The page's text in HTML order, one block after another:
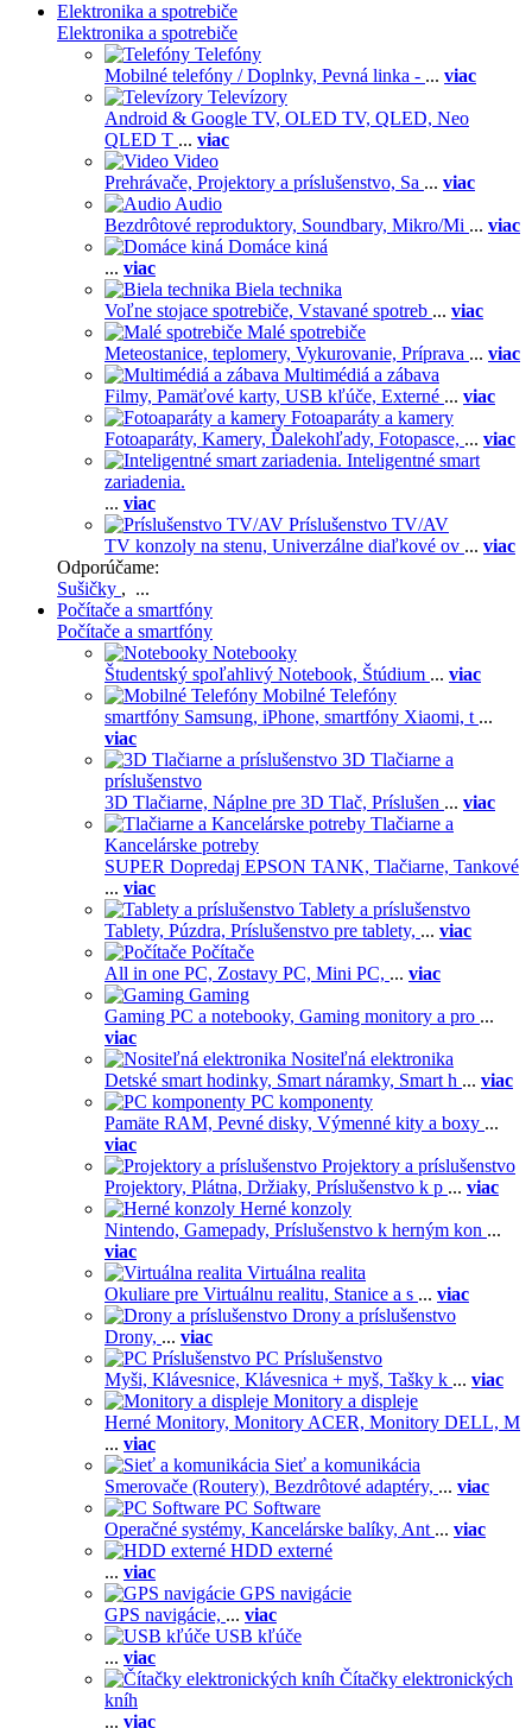
Elektronika a spotrebiče
Elektronika a spotrebiče
Telefóny
Mobilné telefóny / Doplnky, Pevná linka - ... viac
Televízory
Android & Google TV, OLED TV, QLED, Neo
QLED T ... viac
Video
Prehrávače, Projektory a príslušenstvo, Sa ... viac
Audio
Bezdrôtové reproduktory, Soundbary, Mikro/Mi ... viac
Domáce kiná
... viac
Biela technika
Voľne stojace spotrebiče, Vstavané spotreb ... viac
Malé spotrebiče
Meteostanice, teplomery, Vykurovanie, Príprava ... viac
Multimédiá a zábava
Filmy, Pamäťové karty, USB kľúče, Externé ... viac
Fotoaparáty a kamery
Fotoaparáty, Kamery, Ďalekohľady, Fotopasce, ... viac
Inteligentné smart
zariadenia.
... viac
Príslušenstvo TV/AV
TV konzoly na stenu, Univerzálne diaľkové ov ... viac
Odporúčame:
Sušičky , ...
Počítače a smartfóny
Počítače a smartfóny
Notebooky
Študentský spoľahlivý Notebook, Štúdium ... viac
Mobilné Telefóny
smartfóny Samsung, iPhone, smartfóny Xiaomi, t ...
viac
3D Tlačiarne a
príslušenstvo
3D Tlačiarne, Náplne pre 3D Tlač, Príslušen ... viac
Tlačiarne a
Kancelárske potreby
SUPER Dopredaj EPSON TANK, Tlačiarne, Tankové
... viac
Tablety a príslušenstvo
Tablety, Púzdra, Príslušenstvo pre tablety, ... viac
Počítače
All in one PC, Zostavy PC, Mini PC, ... viac
Gaming
Gaming PC a notebooky, Gaming monitory a pro ...
viac
Nositeľná elektronika
Detské smart hodinky, Smart náramky, Smart h ... viac
PC komponenty
Pamäte RAM, Pevné disky, Výmenné kity a boxy ...
viac
Projektory a príslušenstvo
Projektory, Plátna, Držiaky, Príslušenstvo k p ... viac
Herné konzoly
Nintendo, Gamepady, Príslušenstvo k herným kon ...
viac
Virtuálna realita
Okuliare pre Virtuálnu realitu, Stanice a s ... viac
Drony a príslušenstvo
Drony, ... viac
PC Príslušenstvo
Myši, Klávesnice, Klávesnica + myš, Tašky k ... viac
Monitory a displeje
Herné Monitory, Monitory ACER, Monitory DELL, M
... viac
Sieť a komunikácia
Smerovače (Routery), Bezdrôtové adaptéry, ... viac
PC Software
Operačné systémy, Kancelárske balíky, Ant ... viac
HDD externé
... viac
GPS navigácie
GPS navigácie, ... viac
USB kľúče
... viac
Čítačky elektronických
kníh
... viac